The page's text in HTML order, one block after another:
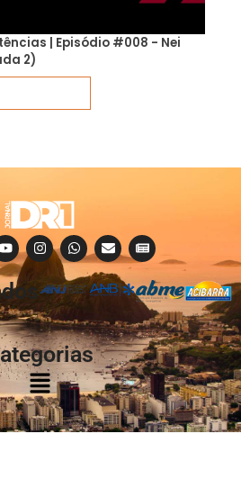
| Episódio #008 - Nei
2)